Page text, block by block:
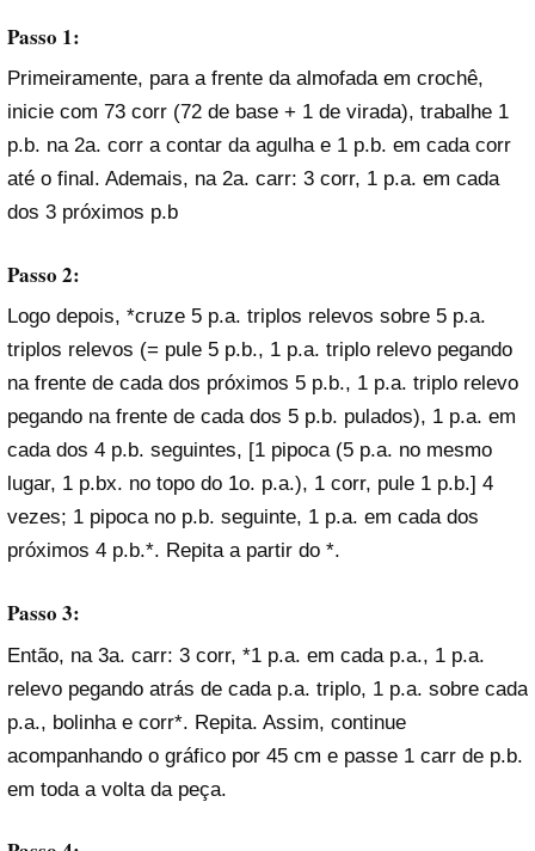
Passo 1:
Primeiramente, para a frente da almofada em crochê,
inicie com 73 corr (72 de base + 1 de virada), trabalhe 1
p.b. na 2a. corr a contar da agulha e 1 p.b. em cada corr
até o final. Ademais, na 2a. carr: 3 corr, 1 p.a. em cada
dos 3 próximos p.b
Passo 2:
Logo depois, *cruze 5 p.a. triplos relevos sobre 5 p.a.
triplos relevos (= pule 5 p.b., 1 p.a. triplo relevo pegando
na frente de cada dos próximos 5 p.b., 1 p.a. triplo relevo
pegando na frente de cada dos 5 p.b. pulados), 1 p.a. em
cada dos 4 p.b. seguintes, [1 pipoca (5 p.a. no mesmo
lugar, 1 p.bx. no topo do 1o. p.a.), 1 corr, pule 1 p.b.] 4
vezes; 1 pipoca no p.b. seguinte, 1 p.a. em cada dos
próximos 4 p.b.*. Repita a partir do *.
Passo 3:
Então, na 3a. carr: 3 corr, *1 p.a. em cada p.a., 1 p.a.
relevo pegando atrás de cada p.a. triplo, 1 p.a. sobre cada
p.a., bolinha e corr*. Repita. Assim, continue
acompanhando o gráfico por 45 cm e passe 1 carr de p.b.
em toda a volta da peça.